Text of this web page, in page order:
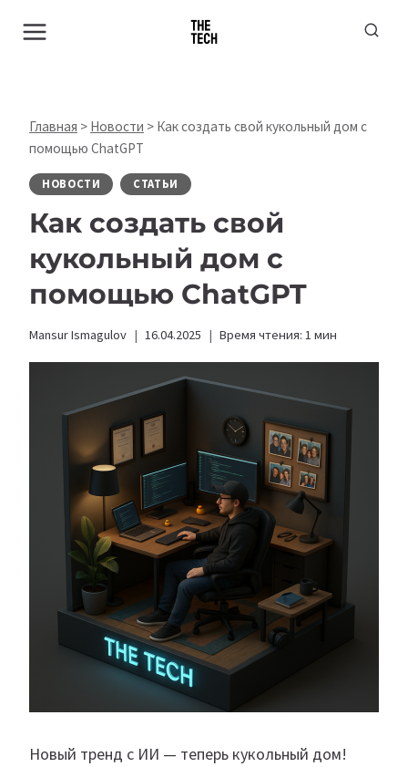
Главная > Новости > Как создать свой кукольный дом с
помощью ChatGPT
НОВОСТИ СТАТЬИ
Как создать свой
кукольный дом с
помощью ChatGPT
Mansur Ismagulov 16.04.2025 Время чтения: 1 мин
Новый тренд с ИИ — теперь кукольный дом!